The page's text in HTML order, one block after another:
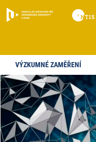
VÝZKUMNÉ ZAMĚŘENÍ